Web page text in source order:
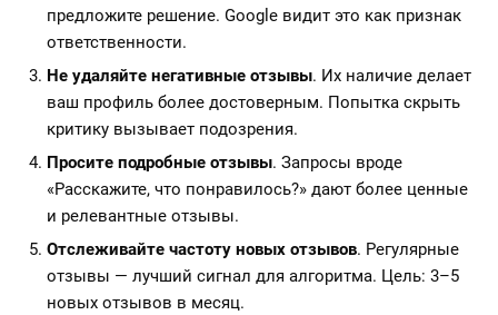
предложите решение. Google видит это как признак
ответственности.
Не удаляйте негативные отзывы. Их наличие делает
ваш профиль более достоверным. Попытка скрыть
критику вызывает подозрения.
Просите подробные отзывы. Запросы вроде
«Расскажите, что понравилось?» дают более ценные
и релевантные отзывы.
Отслеживайте частоту новых отзывов. Регулярные
отзывы — лучший сигнал для алгоритма. Цель: 3–5
новых отзывов в месяц.